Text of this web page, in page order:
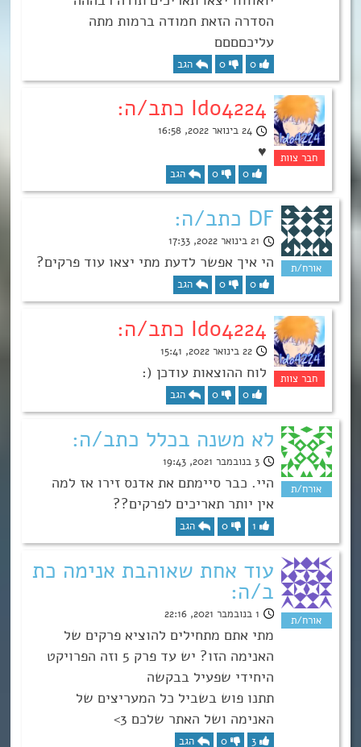
הסדרה הזאת חמודה ברמות מתה
עליכםםםם
0
0 הגב
Ido4224 כתב/ה:
24 בינואר 2022, 16:58
♥
0
0 הגב
DF כתב/ה:
21 בינואר 2022, 17:33
הי איך אפשר לדעת מתי יצאו עוד פרקים?
0
0 הגב
Ido4224 כתב/ה:
22 בינואר 2022, 15:41
לוח ההוצאות עודכן (:
0
0 הגב
לא משנה בכלל כתב/ה:
3 בנובמבר 2021, 19:43
היי. כבר סיימתם את אדנס זירו אז למה
אין יותר תאריכים לפרקים??
1
0 הגב
עוד אחת שאוהבת אנימה כת
ב/ה:
1 בנובמבר 2021, 22:16
מתי אתם מתחילים להוציא פרקים של
האנימה הזו? יש עד פרק 5 וזה הפרויקט
היחידי שפעיל בבקשה
תתנו פוש בשביל כל המעריצים של
האנימה ושל האתר שלכם 3>
3
0 הגב